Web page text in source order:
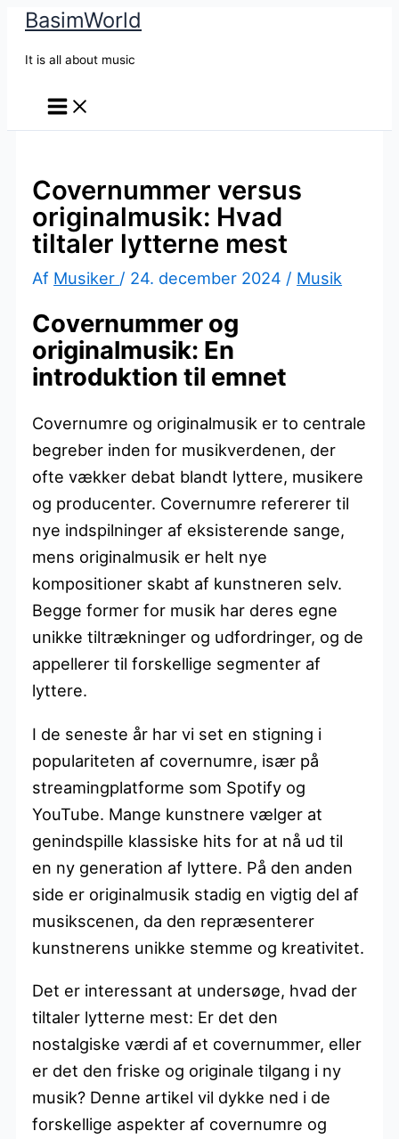
BasimWorld
It is all about music
Covernummer versus
originalmusik: Hvad
tiltaler lytterne mest
Af Musiker / 24. december 2024 / Musik
Covernummer og
originalmusik: En
introduktion til emnet
Covernumre og originalmusik er to centrale
begreber inden for musikverdenen, der
ofte vækker debat blandt lyttere, musikere
og producenter. Covernumre refererer til
nye indspilninger af eksisterende sange,
mens originalmusik er helt nye
kompositioner skabt af kunstneren selv.
Begge former for musik har deres egne
unikke tiltrækninger og udfordringer, og de
appellerer til forskellige segmenter af
lyttere.
I de seneste år har vi set en stigning i
populariteten af covernumre, især på
streamingplatforme som Spotify og
YouTube. Mange kunstnere vælger at
genindspille klassiske hits for at nå ud til
en ny generation af lyttere. På den anden
side er originalmusik stadig en vigtig del af
musikscenen, da den repræsenterer
kunstnerens unikke stemme og kreativitet.
Det er interessant at undersøge, hvad der
tiltaler lytterne mest: Er det den
nostalgiske værdi af et covernummer, eller
er det den friske og originale tilgang i ny
musik? Denne artikel vil dykke ned i de
forskellige aspekter af covernumre og